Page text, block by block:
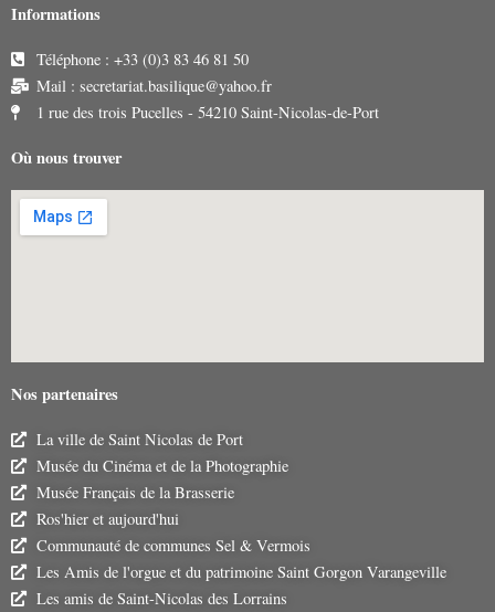
Informations
Téléphone : +33 (0)3 83 46 81 50
Mail : secretariat.basilique@yahoo.fr
1 rue des trois Pucelles - 54210 Saint-Nicolas-de-Port
Où nous trouver
Nos partenaires
La ville de Saint Nicolas de Port
Musée du Cinéma et de la Photographie
Musée Français de la Brasserie
Ros'hier et aujourd'hui
Communauté de communes Sel & Vermois
Les Amis de l'orgue et du patrimoine Saint Gorgon Varangeville
Les amis de Saint-Nicolas des Lorrains